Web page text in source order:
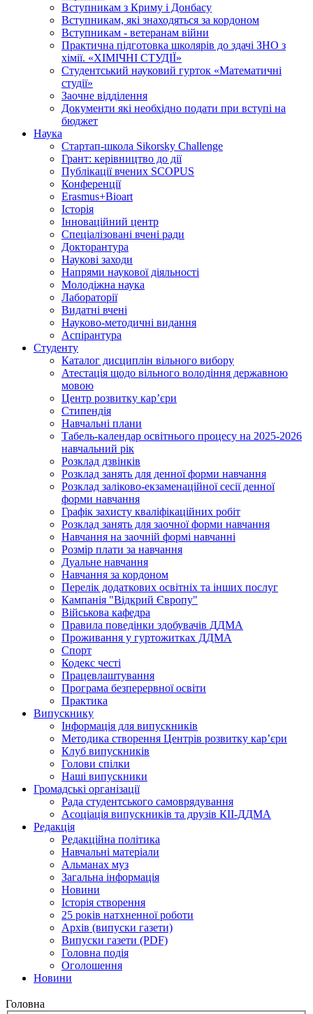
Вступникам з Криму і Донбасу
Вступникам, які знаходяться за кордоном
Вступникам - ветеранам війни
Практична підготовка школярів до здачі ЗНО з
хімії. «ХІМІЧНІ СТУДІЇ»
Студентський науковий гурток «Математичні
студії»
Заочне відділення
Документи які необхідно подати при вступі на
бюджет
Наука
Стартап-школа Sikorsky Challenge
Грант: керівництво до дії
Публікації вчених SCOPUS
Конференції
Erasmus+Bioart
Історія
Інноваційний центр
Спеціалізовані вчені ради
Докторантура
Наукові заходи
Напрями наукової діяльності
Молодіжна наука
Лабораторії
Видатні вчені
Науково-методичні видання
Аспірантура
Студенту
Каталог дисциплін вільного вибору
Атестація щодо вільного володіння державною
мовою
Центр розвитку кар’єри
Стипендія
Навчальні плани
Табель-календар освітнього процесу на 2025-2026
навчальний рік
Розклад дзвінків
Розклад занять для денної форми навчання
Розклад заліково-екзаменаційної сесії денної
форми навчання
Графік захисту кваліфікаційних робіт
Розклад занять для заочної форми навчання
Навчання на заочній формі навчанні
Розмір плати за навчання
Дуальне навчання
Навчання за кордоном
Перелік додаткових освітніх та інших послуг
Кампанія "Відкрий Європу"
Військова кафедра
Правила поведінки здобувачів ДДМА
Проживання у гуртожитках ДДМА
Спорт
Кодекс честі
Працевлаштування
Програма безперервної освіти
Практика
Випускнику
Інформація для випускників
Методика створення Центрів розвитку кар’єри
Клуб випускників
Голови спілки
Наші випускники
Громадські організації
Рада студентського самоврядування
Асоціація випускників та друзів КІІ-ДДМА
Редакція
Редакційна політика
Навчальні матеріали
Альманах муз
Загальна інформація
Новини
Історія створення
25 років натхненної роботи
Архів (випуски газети)
Випуски газети (PDF)
Головна подія
Оголошення
Новини
Головна